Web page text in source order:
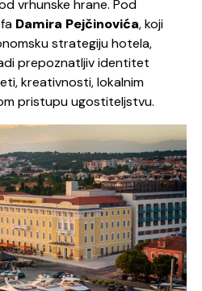
vrhunske hrane. Pod
Damira Pejčinovića, koji
strategiju hotela,
prepoznatljiv identitet
kreativnosti, lokalnim
pristupu ugostiteljstvu.